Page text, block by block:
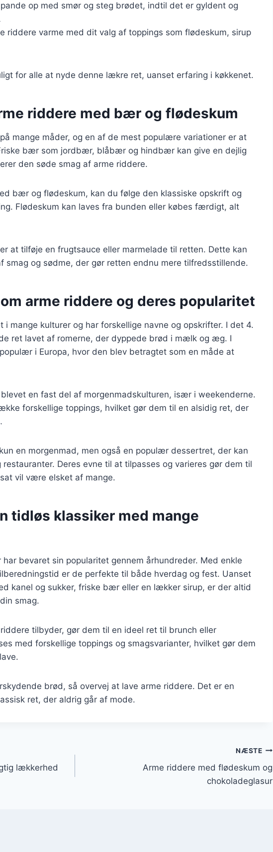
op med smør og steg brødet, indtil det er gyldent og
riddere varme med dit valg af toppings som flødeskum, sirup
for alle at nyde denne lækre ret, uanset erfaring i køkkenet.
riddere med bær og flødeskum
mange måder, og en af de mest populære variationer er at
bær som jordbær, blåbær og hindbær kan give en dejlig
den søde smag af arme riddere.
bær og flødeskum, kan du følge den klassiske opskrift og
Flødeskum kan laves fra bunden eller købes færdigt, alt
at tilføje en frugtsauce eller marmelade til retten. Dette kan
smag og sødme, der gør retten endnu mere tilfredsstillende.
arme riddere og deres popularitet
i mange kulturer og har forskellige navne og opskrifter. I det 4.
ret lavet af romerne, der dyppede brød i mælk og æg. I
i Europa, hvor den blev betragtet som en måde at
en fast del af morgenmadskulturen, især i weekenderne.
forskellige toppings, hvilket gør dem til en alsidig ret, der
en morgenmad, men også en populær dessertret, der kan
Deres evne til at tilpasses og varieres gør dem til
vil være elsket af mange.
tidløs klassiker med mange
bevaret sin popularitet gennem århundreder. Med enkle
er de perfekte til både hverdag og fest. Uanset
kanel og sukker, friske bær eller en lækker sirup, er der altid
smag.
tilbyder, gør dem til en ideel ret til brunch eller
med forskellige toppings og smagsvarianter, hvilket gør dem
brød, så overvej at lave arme riddere. Det er en
ret, der aldrig går af mode.
lækkerhed
NÆSTE
Arme riddere med flødeskum og
chokoladeglasur